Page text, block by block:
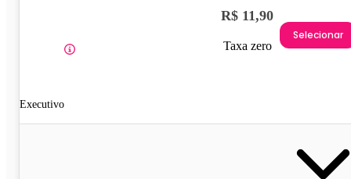
Executivo
R$ 11,90
Taxa zero
Selecionar